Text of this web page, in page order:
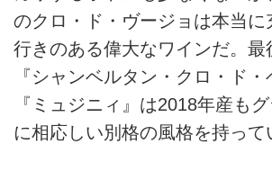
のクロ・ド・ヴージョは本当に
行きのある偉大なワインだ。最
『シャンベルタン・クロ・ド・
『ミュジニィ』は2018年産も
に相応しい別格の風格を持って